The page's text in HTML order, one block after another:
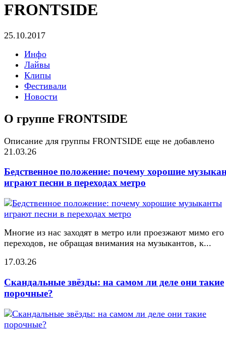
FRONTSIDE
25.10.2017
Инфо
Лайвы
Клипы
Фестивали
Новости
О группе FRONTSIDE
Описание для группы FRONTSIDE еще не добавлено
21.03.26
Бедственное положение: почему хорошие
играют песни в переходах метро
Многие из нас заходят в метро или проезжают мимо его
переходов, не обращая внимания на музыкантов, к...
17.03.26
Скандальные звёзды: на самом ли деле они такие
порочные?